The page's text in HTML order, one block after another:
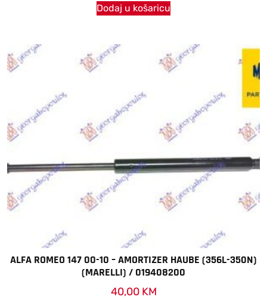
Dodaj u košaricu
ALFA ROMEO 147 00-10 – AMORTIZER HAUBE (356L-350N)
(MARELLI) / 019408200
40,00 KM